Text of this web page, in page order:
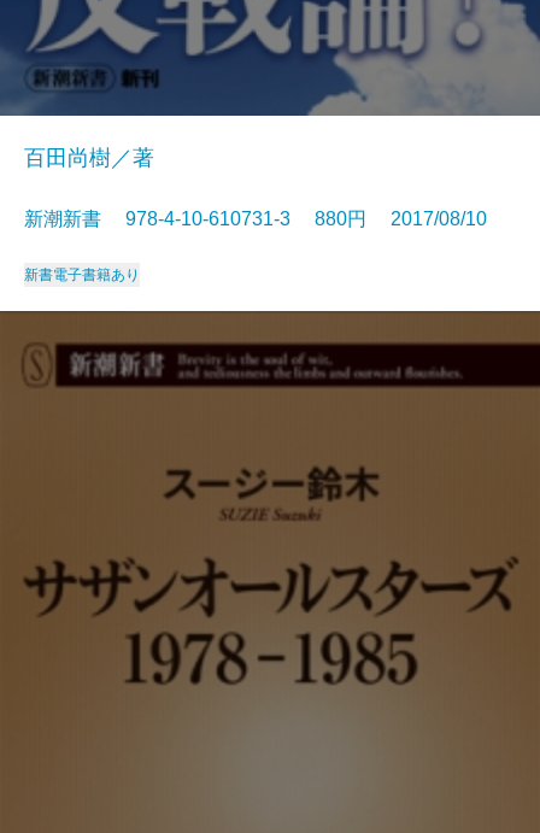
百田尚樹／著
新潮新書 978-4-10-610731-3 880円 2017/08/10
新書電子書籍あり